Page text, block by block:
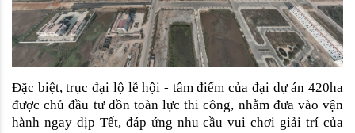
Đặc biệt, trục đại lộ lễ hội - tâm điểm của đại dự án 420ha
được chủ đầu tư dồn toàn lực thi công, nhằm đưa vào vận
hành ngay dịp Tết, đáp ứng nhu cầu vui chơi giải trí của